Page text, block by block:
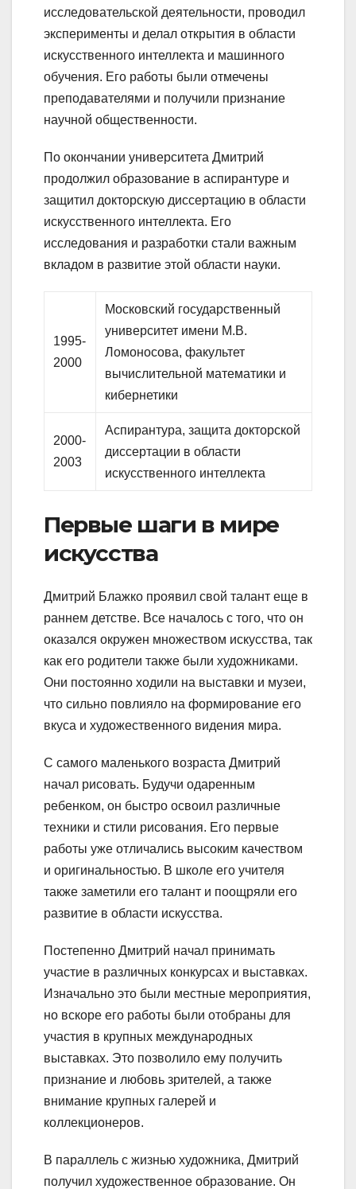
исследовательской деятельности, проводил
эксперименты и делал открытия в области
искусственного интеллекта и машинного
обучения. Его работы были отмечены
преподавателями и получили признание
научной общественности.
По окончании университета Дмитрий
продолжил образование в аспирантуре и
защитил докторскую диссертацию в области
искусственного интеллекта. Его
исследования и разработки стали важным
вкладом в развитие этой области науки.
1995-
2000
Московский государственный
университет имени М.В.
Ломоносова, факультет
вычислительной математики и
кибернетики
2000-
2003
Аспирантура, защита докторской
диссертации в области
искусственного интеллекта
Первые шаги в мире
искусства
Дмитрий Блажко проявил свой талант еще в
раннем детстве. Все началось с того, что он
оказался окружен множеством искусства, так
как его родители также были художниками.
Они постоянно ходили на выставки и музеи,
что сильно повлияло на формирование его
вкуса и художественного видения мира.
С самого маленького возраста Дмитрий
начал рисовать. Будучи одаренным
ребенком, он быстро освоил различные
техники и стили рисования. Его первые
работы уже отличались высоким качеством
и оригинальностью. В школе его учителя
также заметили его талант и поощряли его
развитие в области искусства.
Постепенно Дмитрий начал принимать
участие в различных конкурсах и выставках.
Изначально это были местные мероприятия,
но вскоре его работы были отобраны для
участия в крупных международных
выставках. Это позволило ему получить
признание и любовь зрителей, а также
внимание крупных галерей и
коллекционеров.
В параллель с жизнью художника, Дмитрий
получил художественное образование. Он